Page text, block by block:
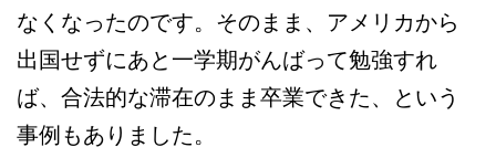
なくなったのです。そのまま、アメリカから
出国せずにあと一学期がんばって勉強すれ
ば、合法的な滞在のまま卒業できた、という
事例もありました。